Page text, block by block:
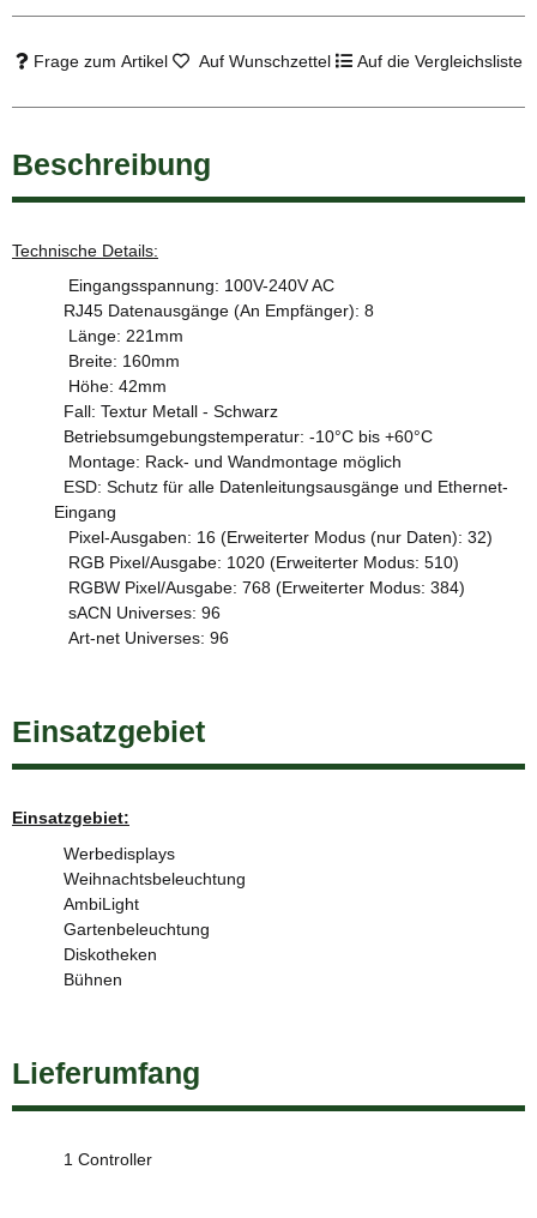
Frage zum Artikel Auf Wunschzettel Auf die Vergleichsliste
Beschreibung
Technische Details:
Eingangsspannung: 100V-240V AC
RJ45 Datenausgänge (An Empfänger): 8
Länge: 221mm
Breite: 160mm
Höhe: 42mm
Fall: Textur Metall - Schwarz
Betriebsumgebungstemperatur: -10°C bis +60°C
Montage: Rack- und Wandmontage möglich
ESD: Schutz für alle Datenleitungsausgänge und Ethernet-
Eingang
Pixel-Ausgaben: 16 (Erweiterter Modus (nur Daten): 32)
RGB Pixel/Ausgabe: 1020 (Erweiterter Modus: 510)
RGBW Pixel/Ausgabe: 768 (Erweiterter Modus: 384)
sACN Universes: 96
Art-net Universes: 96
Einsatzgebiet
Einsatzgebiet:
Werbedisplays
Weihnachtsbeleuchtung
AmbiLight
Gartenbeleuchtung
Diskotheken
Bühnen
Lieferumfang
1 Controller